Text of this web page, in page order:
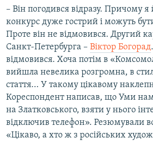
s
s
l
i
d
e
i
d
e
– Він погодився відразу. Причому
конкурс дуже гострий і можуть
Проте він не відмовився. Другий
Санкт-Петербурга – Віктор Богорад
відмовився. Хоча потім в
вийшла невелика розгромна, в
стаття... У такому цікавому
Кореспондент написав, що Уми
на Златковського, взяти у нього
відключив телефон». Резюмували
«Цікаво, а хто ж з російських